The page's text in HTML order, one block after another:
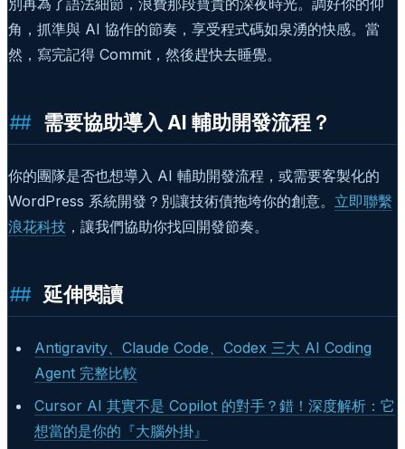
角，抓準與 AI 協作的節奏，享受程式碼如泉湧的快感。當
然，寫完記得 Commit，然後趕快去睡覺。
需要協助導入 AI 輔助開發流程？
你的團隊是否也想導入 AI 輔助開發流程，或需要客製化的
WordPress 系統開發？別讓技術債拖垮你的創意。 立即聯繫
浪花科技 ，讓我們協助你找回開發節奏。
延伸閱讀
Antigravity、Claude Code、Codex 三大 AI Coding
Agent 完整比較
Cursor AI 其實不是 Copilot 的對手？錯！深度解析：它
想當的是你的『大腦外掛』